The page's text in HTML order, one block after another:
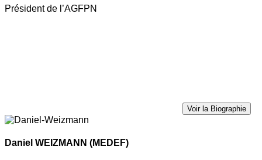
Président de l’AGFPN
Voir la Biographie
Daniel WEIZMANN (MEDEF)